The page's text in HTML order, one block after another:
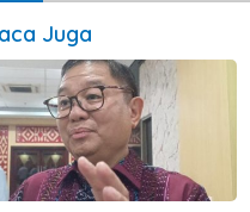
Juga